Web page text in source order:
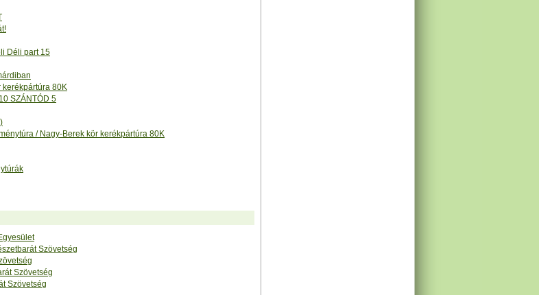
Déli part 15
kerékpártúra 80K
SZÁNTÓD 5
/ Nagy-Berek kör kerékpártúra 80K
Szövetség
Szövetség
Szövetség